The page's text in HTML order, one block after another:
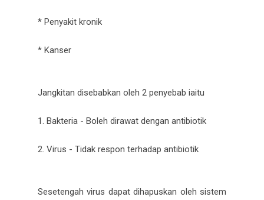
* Penyakit kronik
* Kanser
Jangkitan disebabkan oleh 2 penyebab iaitu
1. Bakteria - Boleh dirawat dengan antibiotik
2. Virus - Tidak respon terhadap antibiotik
Sesetengah virus dapat dihapuskan oleh sistem